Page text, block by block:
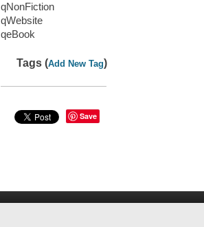
qNonFiction
qWebsite
qeBook
Tags (Add New Tag)
Save